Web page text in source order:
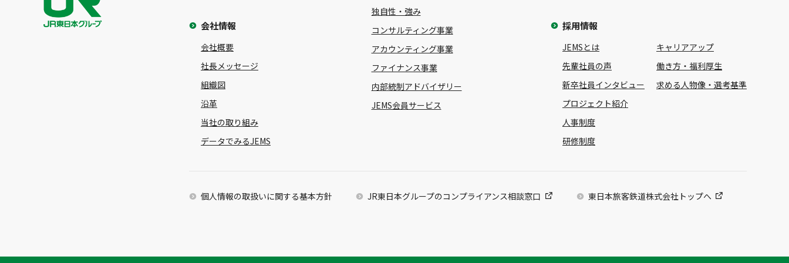
会社情報
会社概要
社長メッセージ
組織図
沿革
当社の取り組み
データでみるJEMS
独自性・強み
コンサルティング事業
アカウンティング事業
ファイナンス事業
内部統制アドバイザリー
JEMS会員サービス
採用情報
JEMSとは
先輩社員の声
新卒社員インタビュー
プロジェクト紹介
人事制度
研修制度
キャリアアップ
働き方・福利厚生
求める人物像・選考基準
個人情報の取扱いに関する基本方針 JR東日本グループのコンプライアンス相談窓口 東日本旅客鉄道株式会社トップへ